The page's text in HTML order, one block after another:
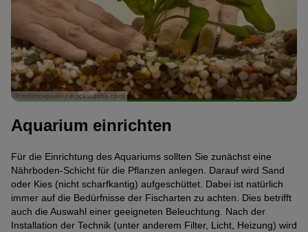
© rodimovpavel / stock.adobe.com
Aquarium einrichten
Für die Einrichtung des Aquariums sollten Sie zunächst eine
Nährboden-Schicht für die Pflanzen anlegen. Darauf wird Sand
oder Kies (nicht scharfkantig) aufgeschüttet. Dabei ist natürlich
immer auf die Bedürfnisse der Fischarten zu achten. Dies betrifft
auch die Auswahl einer geeigneten Beleuchtung. Nach der
Installation der Technik (unter anderem Filter, Licht, Heizung) wird